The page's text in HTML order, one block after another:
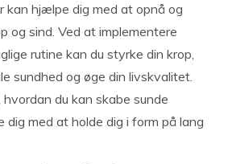
kan hjælpe dig med at opnå og
og sind. Ved at implementere
rutine kan du styrke din krop,
sundhed og øge din livskvalitet.
du kan skabe sunde
dig med at holde dig i form på lang